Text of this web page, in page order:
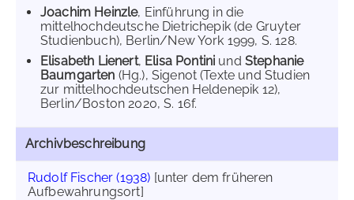
Joachim Heinzle, Einführung in die
mittelhochdeutsche Dietrichepik (de Gruyter
Studienbuch), Berlin/New York 1999, S. 128.
Elisabeth Lienert, Elisa Pontini und Stephanie
Baumgarten (Hg.), Sigenot (Texte und Studien
zur mittelhochdeutschen Heldenepik 12),
Berlin/Boston 2020, S. 16f.
Archivbeschreibung
Rudolf Fischer (1938) [unter dem früheren
Aufbewahrungsort]